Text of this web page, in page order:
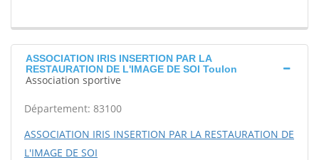
ASSOCIATION IRIS INSERTION PAR LA
RESTAURATION DE L'IMAGE DE SOI Toulon
Association sportive
Département: 83100
ASSOCIATION IRIS INSERTION PAR LA RESTAURATION DE
L'IMAGE DE SOI